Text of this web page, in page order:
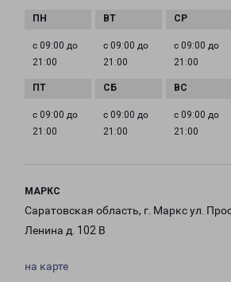
с 09:00 до
21:00
с 09:00 до
21:00
с 09:00 до
21:00
с 09:00 до
21:00
с 09:00 до
21:00
с 09:00 до
21:00
МАРКС
Саратовская область, г. Маркс ул.
Ленина д. 102 В
на карте